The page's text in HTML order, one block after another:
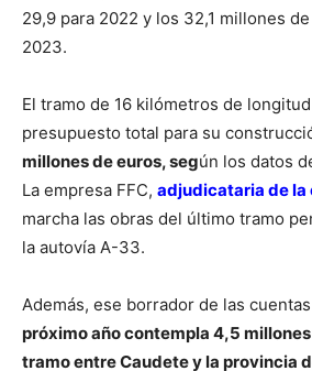
29,9 para 2022 y los 32,1 millones
2023.
El tramo de 16 kilómetros de
presupuesto total para su
millones de euros, según los datos
La empresa FFC, adjudicataria de la
marcha las obras del último tramo
la autovía A-33.
Además, ese borrador de las
próximo año contempla 4,5
tramo entre Caudete y la provincia